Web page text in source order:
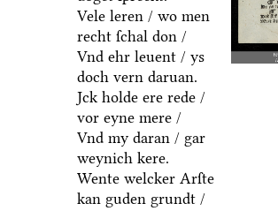
Vele leren / wo men
recht ſchal don /
Vnd ehr leuent / ys
doch vern daruan.
Jck holde ere rede /
vor eyne mere /
Vnd my daran / gar
weynich kere.
Wente welcker Arſte
kan guden grundt /